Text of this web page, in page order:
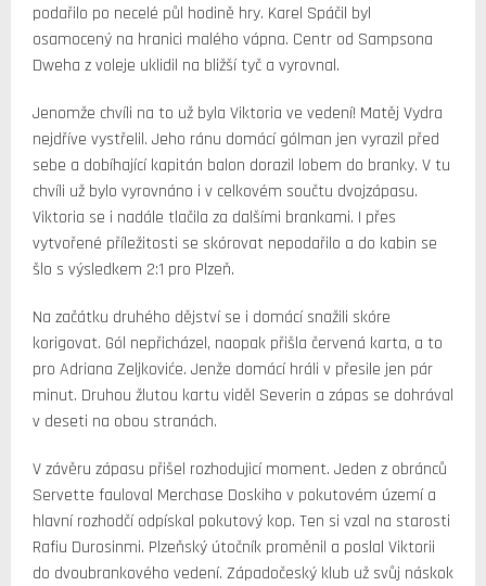
podařilo po necelé půl hodině hry. Karel Spáčil byl
osamocený na hranici malého vápna. Centr od Sampsona
Dweha z voleje uklidil na bližší tyč a vyrovnal.
Jenomže chvíli na to už byla Viktoria ve vedení! Matěj Vydra
nejdříve vystřelil. Jeho ránu domácí gólman jen vyrazil před
sebe a dobíhající kapitán balon dorazil lobem do branky. V tu
chvíli už bylo vyrovnáno i v celkovém součtu dvojzápasu.
Viktoria se i nadále tlačila za dalšími brankami. I přes
vytvořené příležitosti se skórovat nepodařilo a do kabin se
šlo s výsledkem 2:1 pro Plzeň.
Na začátku druhého dějství se i domácí snažili skóre
korigovat. Gól nepřicházel, naopak přišla červená karta, a to
pro Adriana Zeljkoviće. Jenže domácí hráli v přesile jen pár
minut. Druhou žlutou kartu viděl Severin a zápas se dohrával
v deseti na obou stranách.
V závěru zápasu přišel rozhodujicí moment. Jeden z obránců
Servette fauloval Merchase Doskiho v pokutovém území a
hlavní rozhodčí odpískal pokutový kop. Ten si vzal na starosti
Rafiu Durosinmi. Plzeňský útočník proměnil a poslal Viktorii
do dvoubrankového vedení. Západočeský klub už svůj náskok